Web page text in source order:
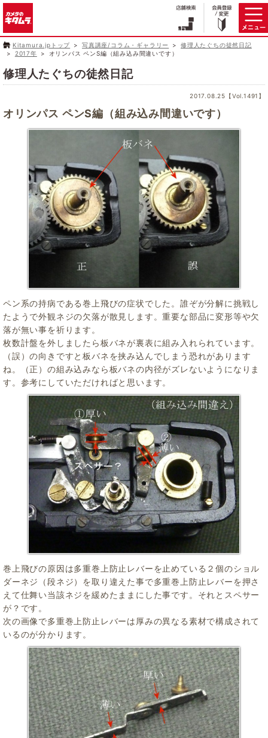
Kitamura.jpトップ 写真講座/コラム・ギャラリー
修理人たぐちの徒然日記
2017年
オリンパス ペンS編（組み込み間違いです）
修理人たぐちの徒然日記
2017.08.25【Vol.1491】
オリンパス ペンS編（組み込み間違いです）
ペン系の持病である巻上飛びの症状でした。誰ぞが分解に挑戦し
たようで外観ネジの欠落が散見します。重要な部品に変形等や欠
落が無い事を祈ります。
枚数計盤を外しましたら板バネが裏表に組み入れられています。
（誤）の向きですと板バネを挟み込んでしまう恐れがあります
ね。（正）の組み込みなら板バネの内径がズレないようになりま
す。参考にしていただければと思います。
巻上飛びの原因は多重巻上防止レバーを止めている２個のショル
ダーネジ（段ネジ）を取り違えた事で多重巻上防止レバーを押さ
えて仕舞い当該ネジを緩めたままにした事です。それとスペサー
が？です。
次の画像で多重巻上防止レバーは厚みの異なる素材で構成されて
いるのが分かります。